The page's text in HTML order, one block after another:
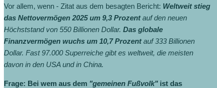
Vor allem, wenn - Zitat aus dem besagten Bericht: Weltweit stieg
das Nettovermögen 2025 um 9,3 Prozentauf den neuen
Höchststand von 550 Billionen Dollar. Das globale
Finanzvermögen wuchs um 10,7 Prozentauf 333 Billionen
Dollar. Fast 97.000 Superreiche gibt es weltweit, die meisten
davon in den USA und in China.
Frage: Bei wem aus dem "gemeinen Fußvolk" ist das